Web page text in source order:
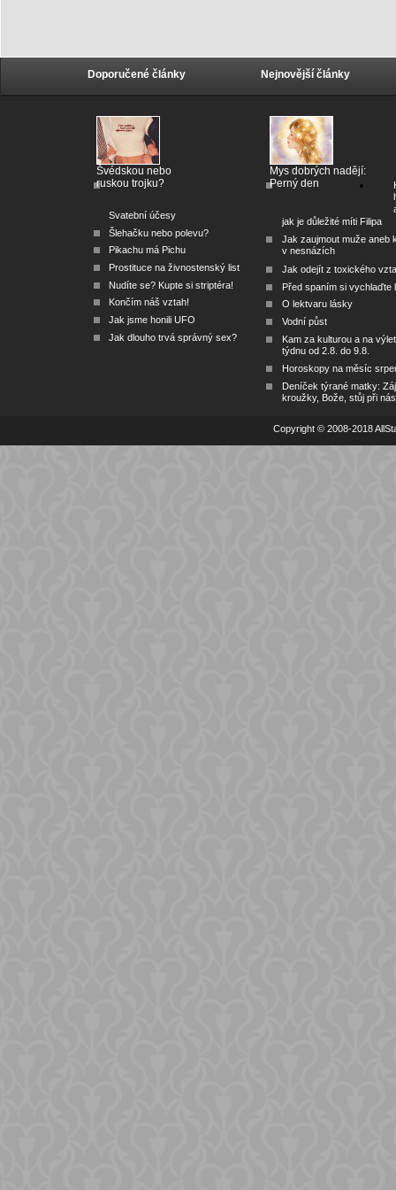
Doporučené články
Švédskou nebo
ruskou trojku?
Svatební účesy
Šlehačku nebo polevu?
Pikachu má Pichu
Prostituce na živnostenský list
Nudíte se? Kupte si striptéra!
Končím náš vztah!
Jak jsme honili UFO
Jak dlouho trvá správný sex?
Nejnovější články
Mys dobrých nadějí:
Perný den
jak je důležité míti Filipa
Jak zaujmout muže aneb
v nesnázích
Jak odejít z toxického
Před spaním si vychlaďte
O lektvaru lásky
Vodní půst
Kam za kulturou a na
týdnu od 2.8. do 9.8.
Horoskopy na měsíc
Deníček týrané matky:
kroužky, Bože, stůj při nás
Copyright © 2008-2018